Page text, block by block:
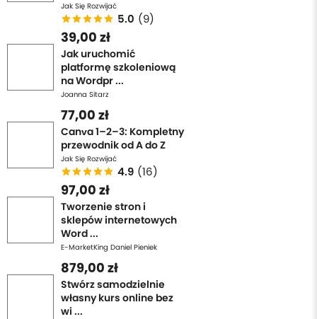
Jak Się Rozwijać
5.0 (9)
39,00 zł
Jak uruchomić
platformę szkoleniową
na Wordpr ...
Joanna Sitarz
77,00 zł
Canva 1–2–3: Kompletny
przewodnik od A do Z
Jak Się Rozwijać
4.9 (16)
97,00 zł
Tworzenie stron i
sklepów internetowych
Word ...
E-MarketKing Daniel Pieniek
879,00 zł
Stwórz samodzielnie
własny kurs online bez
wi ...